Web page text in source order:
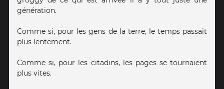
génération.
Comme si, pour les gens de la terre, le temps passait
plus lentement.
Comme si, pour les citadins, les pages se tournaient
plus vites.